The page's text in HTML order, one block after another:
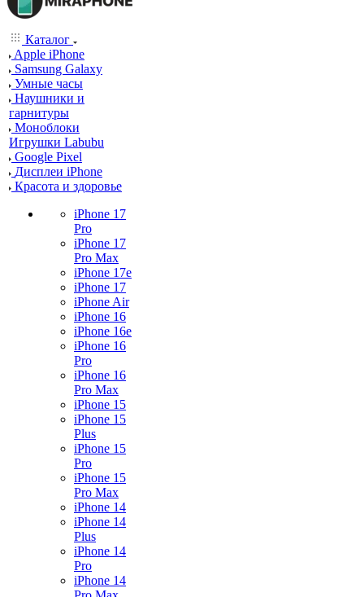
Каталог
Apple iPhone
Samsung Galaxy
Умные часы
Наушники и
гарнитуры
Моноблоки
Игрушки Labubu
Google Pixel
Дисплеи iPhone
Красота и здоровье
iPhone 17
Pro
iPhone 17
Pro Max
iPhone 17e
iPhone 17
iPhone Air
iPhone 16
iPhone 16e
iPhone 16
Pro
iPhone 16
Pro Max
iPhone 15
iPhone 15
Plus
iPhone 15
Pro
iPhone 15
Pro Max
iPhone 14
iPhone 14
Plus
iPhone 14
Pro
iPhone 14